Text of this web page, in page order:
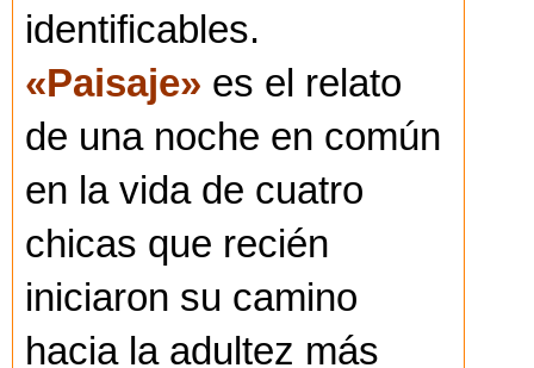
identificables.
«Paisaje» es el relato
de una noche en común
en la vida de cuatro
chicas que recién
iniciaron su camino
hacia la adultez más